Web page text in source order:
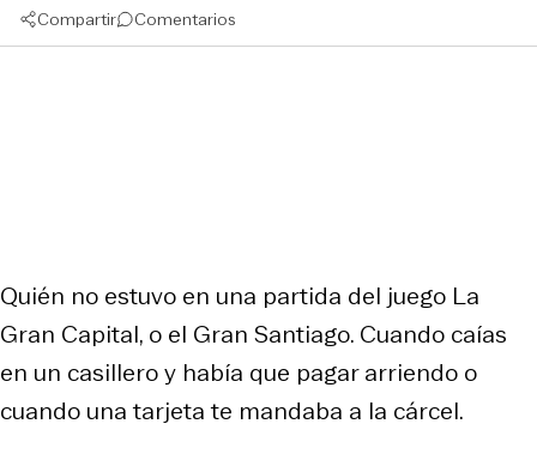
Compartir Comentarios
Quién no estuvo en una partida del juego La
Gran Capital, o el Gran Santiago. Cuando caías
en un casillero y había que pagar arriendo o
cuando una tarjeta te mandaba a la cárcel.